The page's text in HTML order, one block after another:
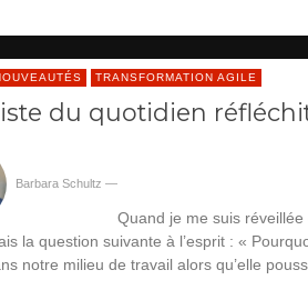
TRANSFORMATION AGILE
du quotidien
Barbara Schultz —
Quand je me suis
la question suivante à l’esprit : «
notre milieu de travail alors qu’elle